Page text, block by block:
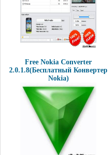
Free Nokia Converter
2.0.1.8(Бесплатный Конвертер
Nokia)